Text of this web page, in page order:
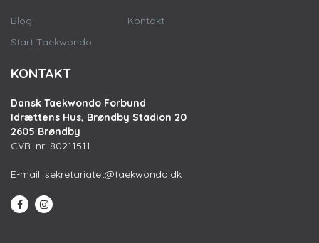
Blog
Start Taekwondo
Kontakt
KONTAKT
Dansk Taekwondo Forbund
Idrættens Hus, Brøndby Stadion 20
2605 Brøndby
CVR. nr: 80211511
E-mail: sekretariatet@taekwondo.dk